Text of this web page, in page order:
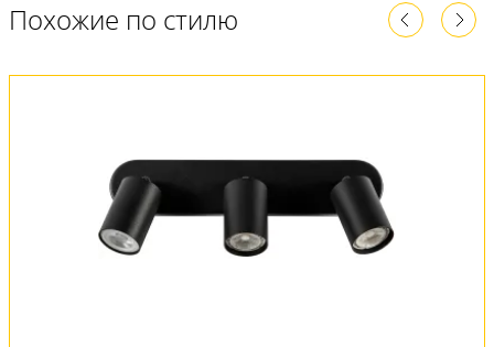
Похожие по стилю